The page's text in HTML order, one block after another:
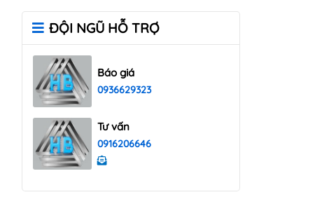
ĐỘI NGŨ HỖ TRỢ
Báo giá
0936629323
Tư vấn
0916206646